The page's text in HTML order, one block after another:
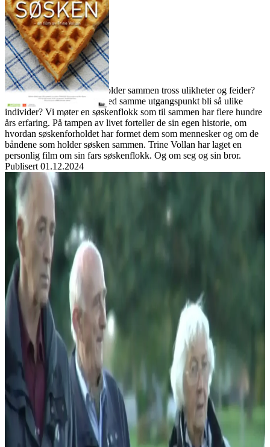
Søsken
Film
Forfatter:
Leverandør:
Norgesfilm AS
Lisens:
Hva er det som gjør at vi holder sammen tross ulikheter og feider?
Hvordan kan mennesker med samme utgangspunkt bli så ulike
individer? Vi møter en søskenflokk som til sammen har flere hundre
års erfaring. På tampen av livet forteller de sin egen historie, om
hvordan søskenforholdet har formet dem som mennesker og om de
båndene som holder søsken sammen. Trine Vollan har laget en
personlig film om sin fars søskenflokk. Og om seg og sin bror.
Publisert 01.12.2024